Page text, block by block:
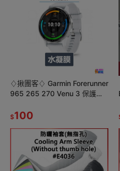
♢揪團客♢ Garmin Forerunner
965 265 270 Venu 3 保護貼
$100